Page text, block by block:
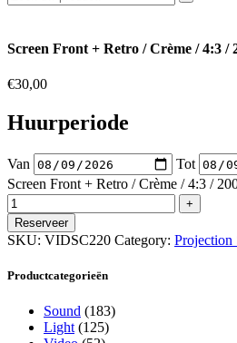
Screen Front + Retro / Crème / 4:3 /
€30,00
Huurperiode
Van
Tot
Screen Front + Retro / Crème / 4:3 /
Reserveer
SKU: VIDSC220 Category: Projection
Productcategorieën
Sound (183)
Light (125)